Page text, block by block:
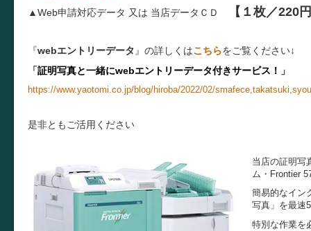
▲Web申請対応データ 又は 当店データＣＤ 【１枚／220
『webエントリーデータ 』の詳しくはこちらをご覧ください↓
「証明写真と一緒にwebエントリーデータ付きサービス！ 」
https://www.yaotomi.co.jp/blog/hiroba/2022/02/
是非ともご活用ください
当店の証明写
ム・Frontier
簡易的なイン
写真」を最速
特別な作業を